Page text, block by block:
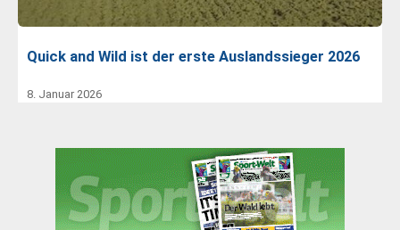
Quick and Wild ist der erste Auslandssieger 2026
8. Januar 2026